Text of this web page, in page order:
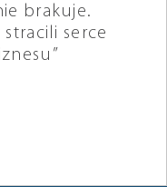
brakuje.
serce